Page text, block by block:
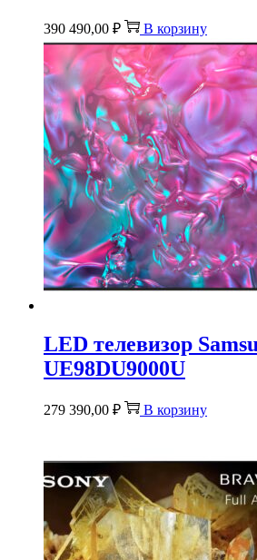
390 490,00 ₽ В корзину
LED телевизор
UE98DU9000U
279 390,00 ₽ В корзину